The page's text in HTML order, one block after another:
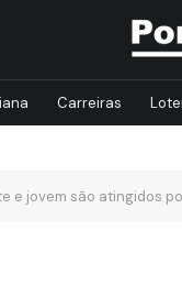
Carreiras
e jovem são atingidos